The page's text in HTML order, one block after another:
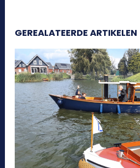
GEREALATEERDE ARTIKELEN